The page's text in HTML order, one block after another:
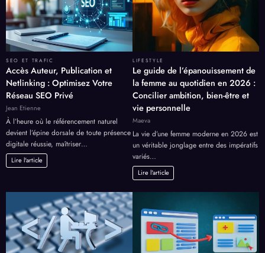
SEO ET TRAFIC
Accès Auteur, Publication et
Netlinking : Optimisez Votre
Réseau SEO Privé
Jean Etienne
À l’heure où le référencement naturel
devient l’épine dorsale de toute présence
digitale réussie, maîtriser…
Lire l'article
LIFESTYLE
Le guide de l’épanouissement de
la femme au quotidien en 2026 :
Concilier ambition, bien-être et
vie personnelle
Maeva
La vie d’une femme moderne en 2026 est
un véritable jonglage entre des impératifs
variés…
Lire l'article